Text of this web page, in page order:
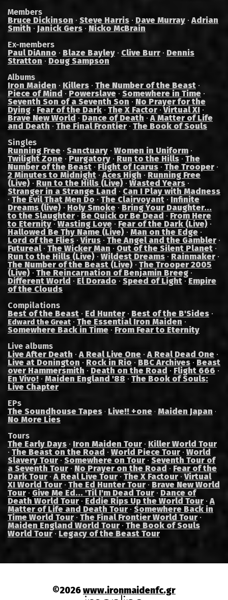
Members
Bruce Dickinson · Steve Harris · Dave Murray ·Adrian
Smith · Janick Gers · Nicko McBrain
Ex-members
Paul DiAnno · Blaze Bayley · Clive Burr · Dennis
Stratton · Doug Sampson
Albums
Iron Maiden · Killers · The Number of the Beast ·
Piece of Mind · Powerslave · Somewhere in Time ·
Seventh Son of a Seventh Son · No Prayer for the
Dying · Fear of the Dark · The X Factor ·Virtual XI ·
Brave New World · Dance of Death ·A Matter of Life
and Death · The Final Frontier · The Book of Souls
Singles
Running Free · Sanctuary · Women in Uniform ·
Twilight Zone · Purgatory · Run to the Hills · The
Number of the Beast · Flight of Icarus · The Trooper ·
2 Minutes to Midnight ·Aces High · Running Free
(Live) · Run to the Hills (Live) · Wasted Years ·
Stranger in a Strange Land · Can I Play with Madness
· The Evil That Men Do · The Clairvoyant · Infinite
Dreams (live) · Holy Smoke · Bring Your Daughter...
to the Slaughter · Be Quick or Be Dead · From Here
to Eternity·Wasting Love · Fear of the Dark (Live) ·
Hallowed Be Thy Name (Live) · Man on the Edge ·
Lord of the Flies ·Virus · The Angel and the Gambler ·
Futureal· The Wicker Man · Out of the Silent Planet ·
Run to the Hills (Live) · Wildest Dreams · Rainmaker ·
The Number of the Beast (Live) · The Trooper 2005
(Live) · The Reincarnation of Benjamin Breeg ·
Different World · El Dorado · Speed of Light·Empire
of the Clouds
Compilations
Best of the Beast · Ed Hunter · Best of the B'Sides ·
Edward the Great · The Essential Iron Maiden ·
Somewhere Back in Time · From Fear to Eternity
Live albums
Live After Death ·A Real Live One ·A Real Dead One ·
Live at Donington · Rock in Rio · BBC Archives · Beast
over Hammersmith · Death on the Road · Flight 666 ·
En Vivo! · Maiden England '88 · The Book of Souls:
Live Chapter
EPs
The Soundhouse Tapes · Live!! +one · Maiden Japan ·
No More Lies
Tours
The Early Days · Iron Maiden Tour · Killer World Tour
· The Beast on the Road · World Piece Tour · World
Slavery Tour · Somewhere on Tour · Seventh Tour of
a Seventh Tour · No Prayer on the Road · Fear of the
Dark Tour ·A Real Live Tour · The X Factour ·Virtual
XI World Tour · The Ed Hunter Tour · Brave New World
Tour · Give Me Ed... 'Til I'm Dead Tour · Dance of
Death World Tour · Eddie Rips Up the World Tour ·A
Matter of Life and Death Tour · Somewhere Back in
Time World Tour · The Final Frontier World Tour ·
Maiden England World Tour · The Book of Souls
World Tour· Legacy of the Beast Tour
©2026www.ironmaidenfc.gr